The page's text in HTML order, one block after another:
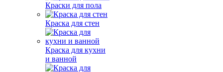
Краски для пола
Краска для стен
Краска для кухни
и ванной